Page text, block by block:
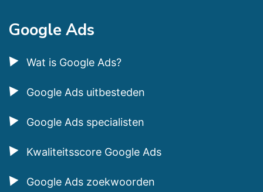
Google Ads
Wat is Google Ads?
Google Ads uitbesteden
Google Ads specialisten
Kwaliteitsscore Google Ads
Google Ads zoekwoorden